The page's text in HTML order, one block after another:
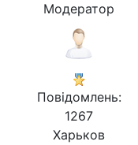
Модератор
Повідомлень:
1267
Харьков